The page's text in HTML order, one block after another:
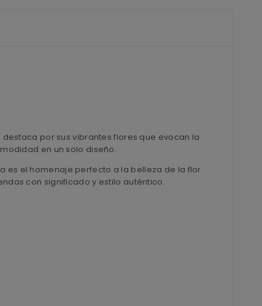
por sus vibrantes flores que evocan la
en un solo diseño.
es el homenaje perfecto a la belleza de la flor
con significado y estilo auténtico.